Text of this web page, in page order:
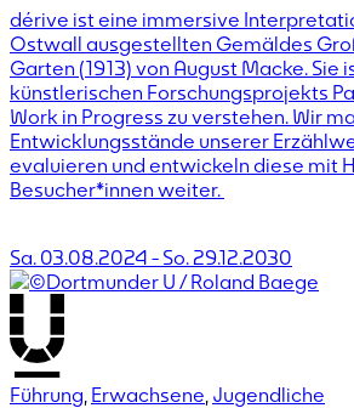
dérive ist eine immersive
Ostwall ausgestellten Gemäldes
Garten (1913) von August Macke. Sie
künstlerischen Forschungsprojekts
Work in Progress zu verstehen. Wir
Entwicklungsstände unserer
evaluieren und entwickeln diese mit
Besucher*innen weiter.
Sa. 03.08.2024 - So. 29.12.2030
Führung Erwachsene Jugendliche